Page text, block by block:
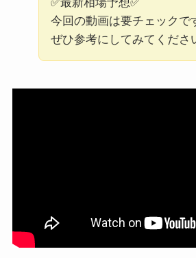
今回の動画は要チェックで
ぜひ参考にしてみてくださ